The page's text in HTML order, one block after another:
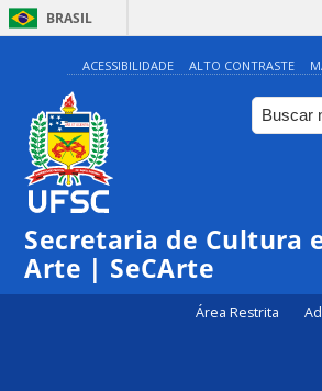
BRASIL
ACESSIBILIDADE ALTO CONTRASTE
Secretaria de Cultura
Arte | SeCArte
Área Restrita